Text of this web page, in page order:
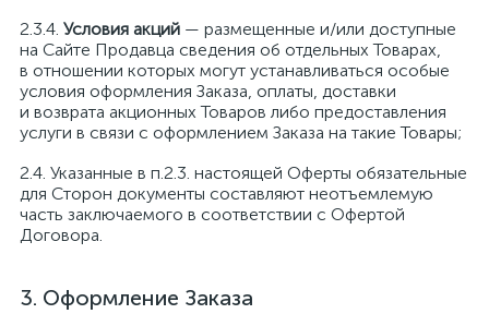
Условия акций — размещенные и/или доступные
на Сайте Продавца сведения об отдельных Товарах,
в отношении которых могут устанавливаться особые
условия оформления Заказа, оплаты, доставки
и возврата акционных Товаров либо предоставления
услуги в связи с оформлением Заказа на такие Товары;
Указанные в п.2.3. настоящей Оферты обязательные
для Сторон документы составляют неотъемлемую
часть заключаемого в соответствии с Офертой
Договора.
Оформление Заказа